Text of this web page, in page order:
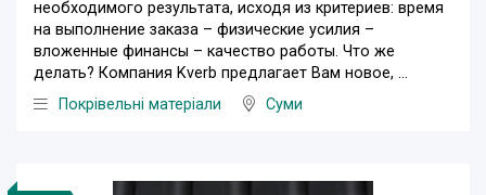
необходимого результата, исходя из критериев: время
на выполнение заказа – физические усилия –
вложенные финансы – качество работы. Что же
делать? Компания Kverb предлагает Вам новое, ...
Покрівельні матеріали
Суми